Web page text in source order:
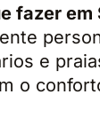
fazer em
e
o